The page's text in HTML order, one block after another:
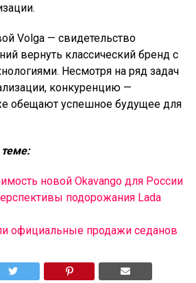
Volga — свидетельство
вернуть классический бренд с
Несмотря на ряд задач
конкуренцию —
обещают успешное будущее для
новой Okavango для России
подорожания Lada
официальные продажи седанов